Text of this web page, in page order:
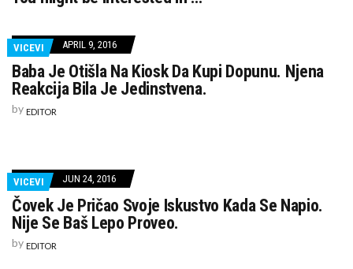
VICEVI APRIL 9, 2016
Baba Je Otišla Na Kiosk Da Kupi Dopunu. Njena
Reakcija Bila Je Jedinstvena.
by EDITOR
VICEVI JUN 24, 2016
Čovek Je Pričao Svoje Iskustvo Kada Se Napio.
Nije Se Baš Lepo Proveo.
by EDITOR